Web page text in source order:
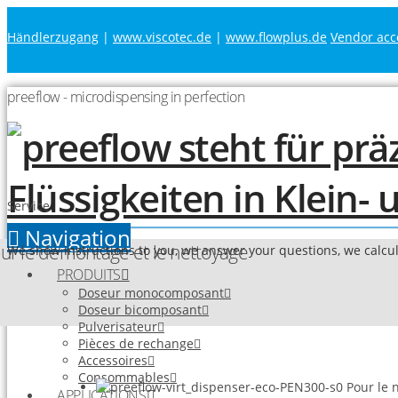
Händlerzugang | www.viscotec.de | www.flowplus.de Vendor
preeflow - microdispensing in perfection
Navigation
PRODUITS
Doseur monocomposant
Doseur bicomposant
Pulverisateur
Pièces de rechange
Accessoires
Consommables
Service
We show instructions to you, we answer your questions, we
le démontage et le nettoyage
Pour le